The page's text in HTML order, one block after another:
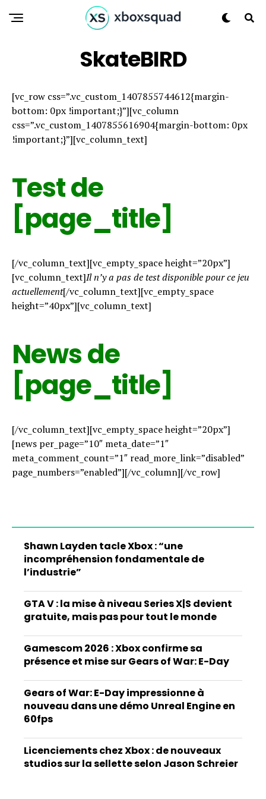
SkateBIRD
[vc_row css=”.vc_custom_1407855744612{margin-
bottom: 0px !important;}”][vc_column
css=”.vc_custom_1407855616904{margin-bottom: 0px
!important;}”][vc_column_text]
Test de
[page_title]
[/vc_column_text][vc_empty_space height=”20px”]
[vc_column_text]Il n’y a pas de test disponible pour ce jeu
actuellement[/vc_column_text][vc_empty_space
height=”40px”][vc_column_text]
News de
[page_title]
[/vc_column_text][vc_empty_space height=”20px”]
[news per_page=”10″ meta_date=”1″
meta_comment_count=”1″ read_more_link=”disabled”
page_numbers=”enabled”][/vc_column][/vc_row]
Shawn Layden tacle Xbox : “une
incompréhension fondamentale de
l’industrie”
GTA V : la mise à niveau Series X|S devient
gratuite, mais pas pour tout le monde
Gamescom 2026 : Xbox confirme sa
présence et mise sur Gears of War: E-Day
Gears of War: E-Day impressionne à
nouveau dans une démo Unreal Engine en
60fps
Licenciements chez Xbox : de nouveaux
studios sur la sellette selon Jason Schreier